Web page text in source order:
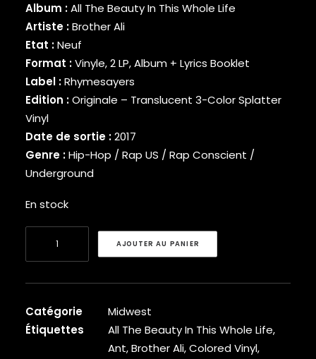
BINARY STAR
BLACK MILK
BLACK MOON
BLACK SHEEP
BLAQ POET
BLU
BONE THUGS-N-HARMONY
BOOGIE
BOOGIE DOWN PRODUCTIONS
BRAND NUBIAN
BRENT FAIYAZ
BROTHER ALI
BUN B
BUSTA RHYMES
CAMP LO
CAPONE-N-NOREAGA
CARDI B
CASEY VEGGIES
Album :All The Beauty In This Whole Life
Artiste :Brother Ali
Etat :Neuf
Format :Vinyle, 2 LP, Album + Lyrics Booklet
Label :Rhymesayers
Edition :Originale – Translucent 3-Color Splatter
Vinyl
Date de sortie :2017
Genre :Hip-Hop / Rap US / Rap Conscient /
Underground
En stock
-
All
AJOUTER AU PANIER
Catégorie
Midwest
Étiquettes
All The Beauty In This Whole Life,
Ant,Brother Ali,Colored Vinyl,